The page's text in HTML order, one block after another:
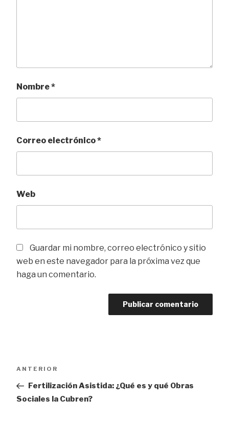
Nombre*
Correo electrónico*
Web
Guardar mi nombre, correo electrónico y sitio
web en este navegador para la próxima vez que
haga un comentario.
Navegación
de
entradas
Entrada
anterior
ANTERIOR
Fertilización Asistida: ¿Qué es y qué Obras
Sociales la Cubren?